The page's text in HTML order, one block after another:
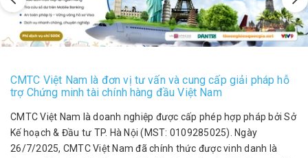
CMTC Việt Nam là đơn vị tư vấn và cung cấp giải pháp hỗ
trợ Chứng minh tài chính hàng đầu Việt Nam
CMTC Việt Nam là doanh nghiệp được cấp phép hợp pháp bởi Sở
Kế hoạch & Đầu tư TP. Hà Nội (MST: 0109285025). Ngày
26/7/2025, CMTC Việt Nam đã chính thức được vinh danh là